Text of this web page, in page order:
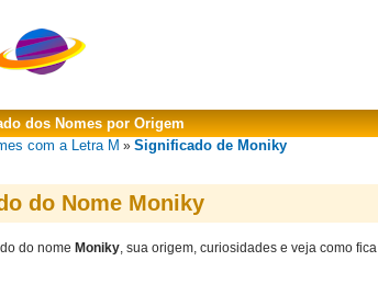
dos Nomes por Origem
com a Letra M » Significado de Moniky
do Nome Moniky
do nome Moniky, sua origem, curiosidades e veja como fica